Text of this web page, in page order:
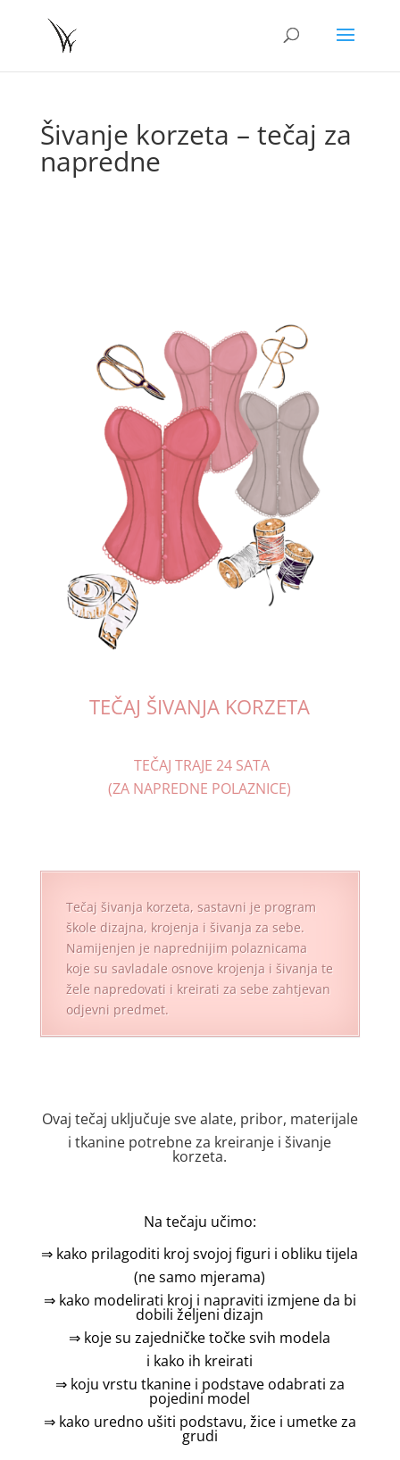
Šivanje korzeta – tečaj za
napredne
TEČAJ ŠIVANJA KORZETA
TEČAJ TRAJE 24 SATA
(ZA NAPREDNE POLAZNICE)
Tečaj šivanja korzeta, sastavni je program
škole dizajna, krojenja i šivanja za sebe.
Namijenjen je naprednijim polaznicama
koje su savladale osnove krojenja i šivanja te
žele napredovati i kreirati za sebe zahtjevan
odjevni predmet.
Ovaj tečaj uključuje sve alate, pribor, materijale
i tkanine potrebne za kreiranje i šivanje
korzeta.
Na tečaju učimo:
⇒ kako prilagoditi kroj svojoj figuri i obliku tijela
(ne samo mjerama)
⇒ kako modelirati kroj i napraviti izmjene da bi
dobili željeni dizajn
⇒ koje su zajedničke točke svih modela
i kako ih kreirati
⇒ koju vrstu tkanine i podstave odabrati za
pojedini model
⇒ kako uredno ušiti podstavu, žice i umetke za
grudi